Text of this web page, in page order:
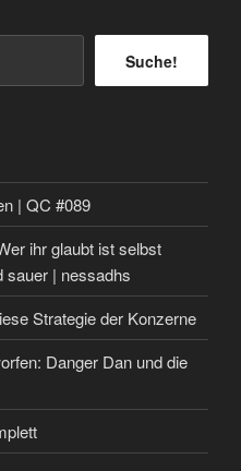
Suche!
| QC #089
ihr glaubt ist selbst
sauer | nessadhs
Strategie der Konzerne
Danger Dan und die